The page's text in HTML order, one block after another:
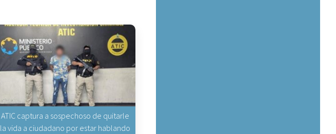
ATIC captura a sospechoso de quitarle
la vida a ciudadano por estar hablando